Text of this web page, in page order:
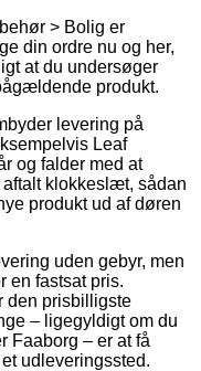
> Bolig er
din ordre nu og her,
at du undersøger
produkt.
levering på
Leaf
og falder med at
klokkeslæt, sådan
produkt ud af døren
uden gebyr, men
en fastsat pris.
den prisbilligste
– ligegyldigt om du
Faaborg – er at få
udleveringssted.